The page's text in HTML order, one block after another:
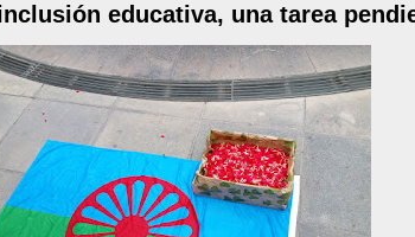
educativa, una tarea